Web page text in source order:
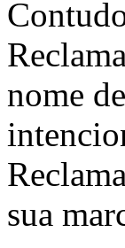
nome
sua